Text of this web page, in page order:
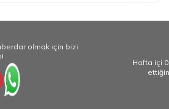
olmak için bizi
Hafta içi